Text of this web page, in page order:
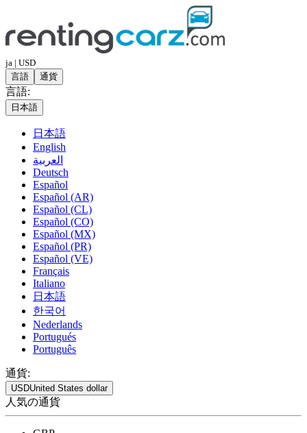
ja | USD
言語
通貨
言語:
日本語
日本語
English
العربية
Deutsch
Español
Español (AR)
Español (CL)
Español (CO)
Español (MX)
Español (PR)
Español (VE)
Français
Italiano
日本語
한국어
Nederlands
Portugués
Português
通貨:
USDUnited States dollar
人気の通貨